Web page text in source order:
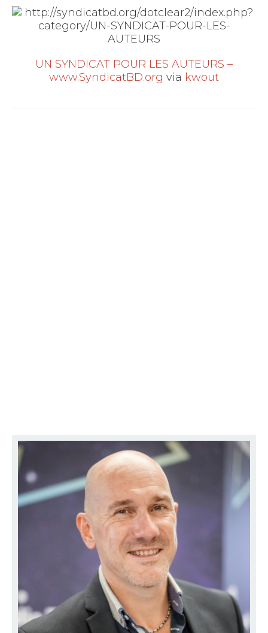
UN SYNDICAT POUR LES AUTEURS –
www.SyndicatBD.org via kwout